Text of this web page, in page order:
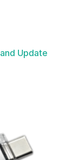
Update